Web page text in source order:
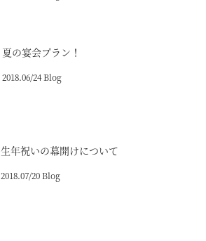
夏の宴会プラン！
2018.06/24 Blog
生年祝いの幕開けについて
2018.07/20 Blog